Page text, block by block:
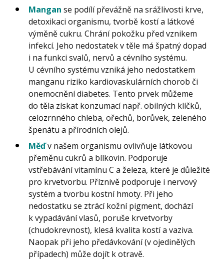
Mangan se podílí převážně na srážlivosti krve,
detoxikaci organismu, tvorbě kostí a látkové
výměně cukru. Chrání pokožku před vznikem
infekcí. Jeho nedostatek v těle má špatný dopad
i na funkci svalů, nervů a cévního systému.
U cévního systému vzniká jeho nedostatkem
manganu riziko kardiovaskulárních chorob či
onemocnění diabetes. Tento prvek můžeme
do těla získat konzumací např. obilných klíčků,
celozrnného chleba, ořechů, borůvek, zeleného
špenátu a přírodních olejů.
Měďv našem organismu ovlivňuje látkovou
přeměnu cukrů a bílkovin. Podporuje
vstřebávání vitamínu C a železa, které je důležité
pro krvetvorbu. Příznivě podporuje i nervový
systém a tvorbu kostní hmoty. Při jeho
nedostatku se ztrácí kožní pigment, dochází
k vypadávání vlasů, poruše krvetvorby
(chudokrevnost), klesá kvalita kostí a vaziva.
Naopak při jeho předávkování (v ojedinělých
případech) může dojít k otravě.